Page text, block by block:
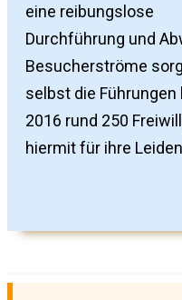
eine reibungslose
Durchführung und
Besucherströme
selbst die Führungen
2016 rund 250
hiermit für ihre